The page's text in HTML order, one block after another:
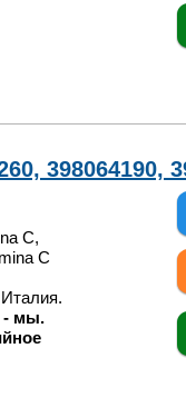
398064190,
C,
C
- мы.